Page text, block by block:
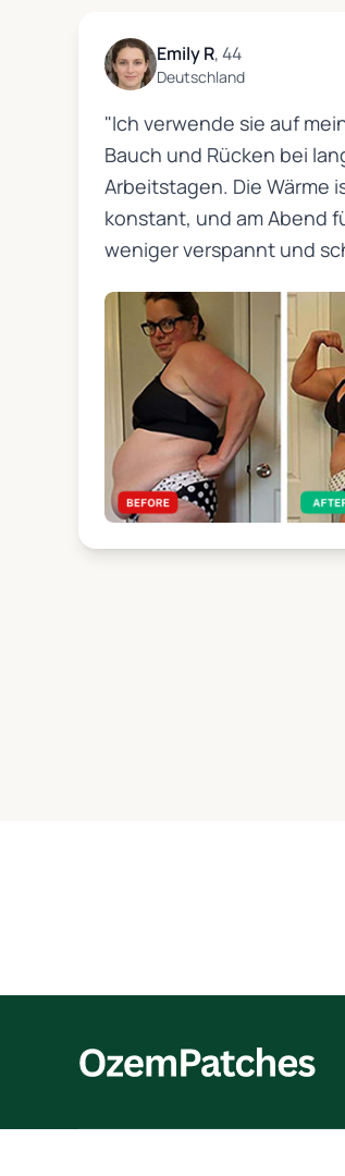
Emily R, 44
Deutschland
"Ich verwende sie auf
Bauch und Rücken bei
Arbeitstagen. Die Wärme
konstant, und am Abend
weniger verspannt und